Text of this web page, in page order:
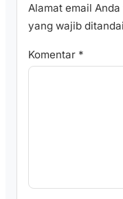
Alamat email
yang wajib ditandai
Komentar *